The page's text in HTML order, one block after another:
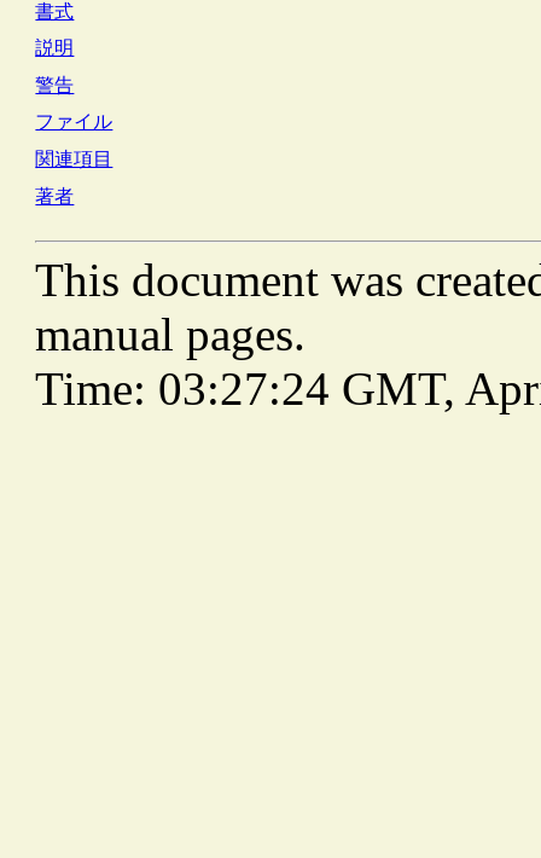
書式
説明
警告
ファイル
関連項目
著者
This document was
manual pages.
Time: 03:27:24 GMT,